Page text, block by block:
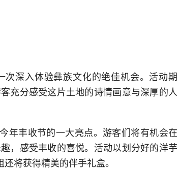
深入体验彝族文化的绝佳机会。活动期
充分感受这片土地的诗情画意与深厚的人
年丰收节的一大亮点。游客们将有机会在
，感受丰收的喜悦。活动以划分好的洋芋
将获得精美的伴手礼盒。